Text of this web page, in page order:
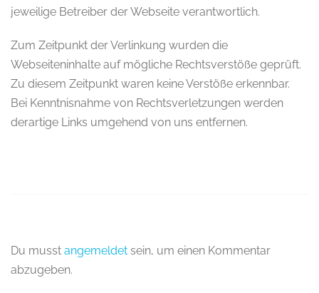
jeweilige Betreiber der Webseite verantwortlich.
Zum Zeitpunkt der Verlinkung wurden die
Webseiteninhalte auf mögliche Rechtsverstöße geprüft.
Zu diesem Zeitpunkt waren keine Verstöße erkennbar.
Bei Kenntnisnahme von Rechtsverletzungen werden
derartige Links umgehend von uns entfernen.
Du musst angemeldet sein, um einen Kommentar
abzugeben.